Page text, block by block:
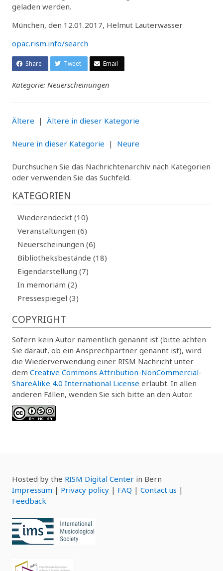
geladen werden.
München, den 12.01.2017, Helmut Lauterwasser
opac.rism.info/search
Share Tweet Email
Kategorie: Neuerscheinungen
Ältere | Ältere in dieser Kategorie
Neure in dieser Kategorie | Neure
Durchsuchen Sie das Nachrichtenarchiv nach Kategorien
oder verwenden Sie das Suchfeld.
KATEGORIEN
Wiederendeckt (10)
Veranstaltungen (6)
Neuerscheinungen (6)
Bibliotheksbestände (18)
Eigendarstellung (7)
In memoriam (2)
Pressespiegel (3)
COPYRIGHT
Sofern kein Autor namentlich genannt ist (bitte achten
Sie darauf, ob ein Ansprechpartner genannt ist), wird
die Wiederverwendung einer RISM Nachricht unter
dem Creative Commons Attribution-NonCommercial-
ShareAlike 4.0 International License erlaubt. In allen
anderen Fällen, wenden Sie sich bitte an den Autor.
Hosted by the RISM Digital Center in Bern
Impressum | Privacy policy | FAQ | Contact us |
Feedback